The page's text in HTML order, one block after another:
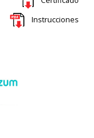
Instrucciones